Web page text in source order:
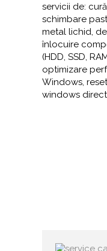
servicii de:
schimbare
metal lichid,
înlocuire
(HDD, SSD,
optimizare
Windows,
windows